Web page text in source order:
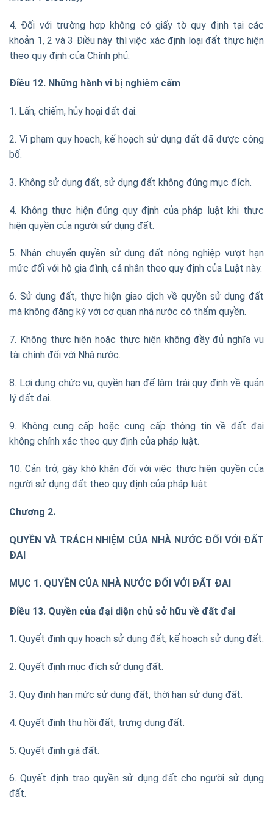
4. Đối với trường hợp không có giấy tờ quy định tại các
khoản 1, 2 và 3 Điều này thì việc xác định loại đất thực hiện
theo quy định của Chính phủ.
Điều 12. Những hành vi bị nghiêm cấm
1. Lấn, chiếm, hủy hoại đất đai.
2. Vi phạm quy hoạch, kế hoạch sử dụng đất đã được công
bố.
3. Không sử dụng đất, sử dụng đất không đúng mục đích.
4. Không thực hiện đúng quy định của pháp luật khi thực
hiện quyền của người sử dụng đất.
5. Nhận chuyển quyền sử dụng đất nông nghiệp vượt hạn
mức đối với hộ gia đình, cá nhân theo quy định của Luật này.
6. Sử dụng đất, thực hiện giao dịch về quyền sử dụng đất
mà không đăng ký với cơ quan nhà nước có thẩm quyền.
7. Không thực hiện hoặc thực hiện không đầy đủ nghĩa vụ
tài chính đối với Nhà nước.
8. Lợi dụng chức vụ, quyền hạn để làm trái quy định về quản
lý đất đai.
9. Không cung cấp hoặc cung cấp thông tin về đất đai
không chính xác theo quy định của pháp luật.
10. Cản trở, gây khó khăn đối với việc thực hiện quyền của
người sử dụng đất theo quy định của pháp luật.
Chương 2.
QUYỀN VÀ TRÁCH NHIỆM CỦA NHÀ NƯỚC ĐỐI VỚI ĐẤT
ĐAI
MỤC 1. QUYỀN CỦA NHÀ NƯỚC ĐỐI VỚI ĐẤT ĐAI
Điều 13. Quyền của đại diện chủ sở hữu về đất đai
1. Quyết định quy hoạch sử dụng đất, kế hoạch sử dụng đất.
2. Quyết định mục đích sử dụng đất.
3. Quy định hạn mức sử dụng đất, thời hạn sử dụng đất.
4. Quyết định thu hồi đất, trưng dụng đất.
5. Quyết định giá đất.
6. Quyết định trao quyền sử dụng đất cho người sử dụng
đất.